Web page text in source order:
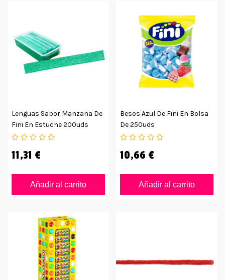
Lenguas Sabor Manzana De
Fini En Estuche 200uds
11,31 €
Añadir al carrito
Besos Azul De Fini En Bolsa
De 250uds
10,66 €
Añadir al carrito